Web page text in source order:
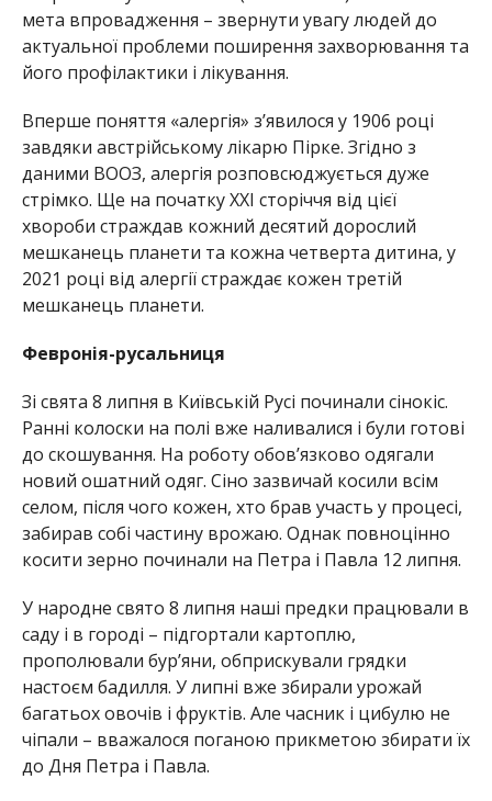
мета впровадження – звернути увагу людей до
актуальної проблеми поширення захворювання та
його профілактики і лікування.
Вперше поняття «алергія» з’явилося у 1906 році
завдяки австрійському лікарю Пірке. Згідно з
даними ВООЗ, алергія розповсюджується дуже
стрімко. Ще на початку XXI сторіччя від цієї
хвороби страждав кожний десятий дорослий
мешканець планети та кожна четверта дитина, у
2021 році від алергії страждає кожен третій
мешканець планети.
Февронія-русальниця
Зі свята 8 липня в Київській Русі починали сінокіс.
Ранні колоски на полі вже наливалися і були готові
до скошування. На роботу обов’язково одягали
новий ошатний одяг. Сіно зазвичай косили всім
селом, після чого кожен, хто брав участь у процесі,
забирав собі частину врожаю. Однак повноцінно
косити зерно починали на Петра і Павла 12 липня.
У народне свято 8 липня наші предки працювали в
саду і в городі – підгортали картоплю,
прополювали бур’яни, обприскували грядки
настоєм бадилля. У липні вже збирали урожай
багатьох овочів і фруктів. Але часник і цибулю не
чіпали – вважалося поганою прикметою збирати їх
до Дня Петра і Павла.